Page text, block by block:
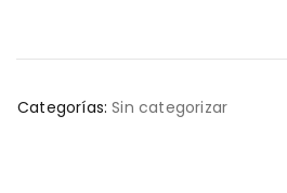
Categorías: Sin categorizar